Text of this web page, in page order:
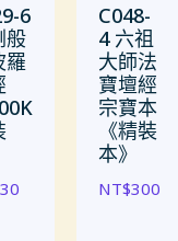
6
般
羅
30
C048-
4 六祖
大師法
寶壇經
宗寶本
《精裝
本》
NT$300